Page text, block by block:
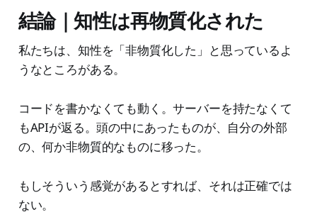
結論｜知性は再物質化された
私たちは、知性を「非物質化した」と思っているよ
うなところがある。
コードを書かなくても動く。サーバーを持たなくて
もAPIが返る。頭の中にあったものが、自分の外部
の、何か非物質的なものに移った。
もしそういう感覚があるとすれば、それは正確では
ない。